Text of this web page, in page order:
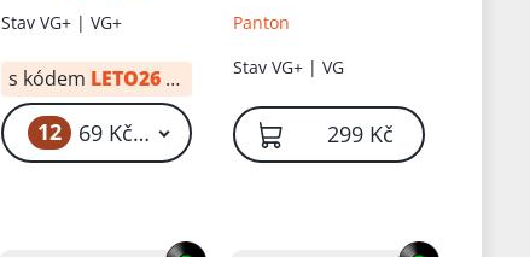
Stav VG+ | VG+
s kódem LETO26 od: 69 Kč
12 69 Kč – 199 Kč
Panton
StavVG+ | VG
299 Kč